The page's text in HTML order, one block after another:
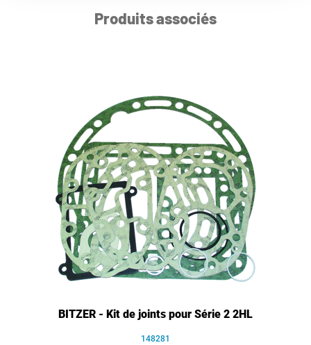
Produits associés
BITZER - Kit de joints pour Série 2 2HL
148281